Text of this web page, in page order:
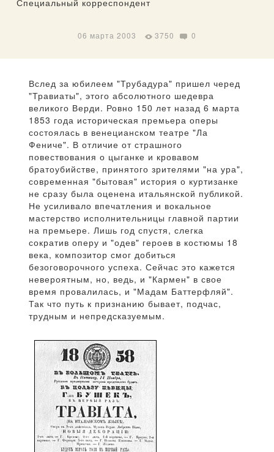
Специальный корреспондент
06 марта 2003 3750 0
Вслед за юбилеем "Трубадура" пришел черед
"Травиаты", этого абсолютного шедевра
великого Верди. Ровно 150 лет назад 6 марта
1853 года историческая премьера оперы
состоялась в венецианском театре "Ла
Фениче". В отличие от страшного
повествования о цыганке и кровавом
братоубийстве, принятого зрителями "на ура",
современная "бытовая" история о куртизанке
не сразу была оценена итальянской публикой.
Не усиливало впечатления и вокальное
мастерство исполнительницы главной партии
на премьере. Лишь год спустя, слегка
сократив оперу и "одев" героев в костюмы 18
века, композитор смог добиться
безоговорочного успеха. Сейчас это кажется
невероятным, но, ведь, и "Кармен" в свое
время провалилась, и "Мадам Баттерфляй".
Так что путь к признанию бывает, подчас,
трудным и непредсказуемым.